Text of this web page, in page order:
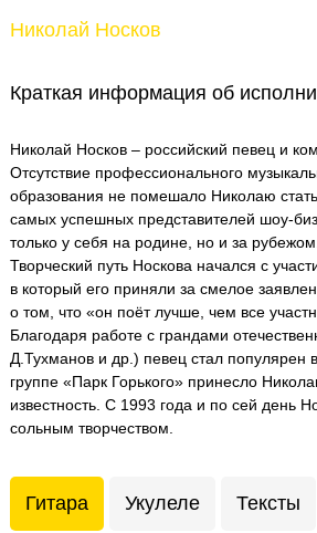
Николай Носков
Краткая информация об
Николай Носков – российский певец и
Отсутствие профессионального
образования не помешало Николаю
самых успешных представителей шоу-
только у себя на родине, но и за рубежом.
Творческий путь Носкова начался с
в который его приняли за смелое
о том, что «он поёт лучше, чем все
Благодаря работе с грандами
Д.Тухманов и др.) певец стал популярен
группе «Парк Горького» принесло
известность. С 1993 года и по сей день
сольным творчеством.
Гитара Укулеле Тексты